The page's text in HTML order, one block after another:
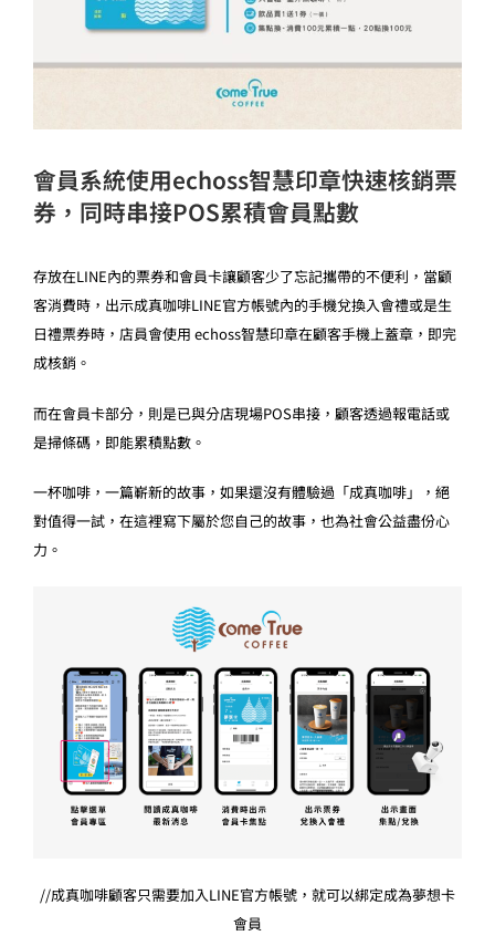
會員系統使用echoss智慧印章快速核銷票
券，同時串接POS累積會員點數
存放在LINE內的票券和會員卡讓顧客少了忘記攜帶的不便利，當顧
客消費時，出示成真咖啡LINE官方帳號內的手機兌換入會禮或是生
日禮票券時，店員會使用 echoss智慧印章在顧客手機上蓋章，即完
成核銷。
而在會員卡部分，則是已與分店現場POS串接，顧客透過報電話或
是掃條碼，即能累積點數。
一杯咖啡，一篇嶄新的故事，如果還沒有體驗過「成真咖啡」，絕
對值得一試，在這裡寫下屬於您自己的故事，也為社會公益盡份心
力。
//成真咖啡顧客只需要加入LINE官方帳號，就可以綁定成為夢想卡
會員